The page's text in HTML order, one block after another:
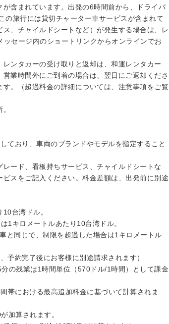
含まれています。出発の6時間前から、ドライバ
旅行には貸切チャーター車サービスが含まれて
、チャイルドシートなど）が発生する場合は、レ
セージ内のショートリンクからオンラインでお
ンタカーの受け取りと返却は、和運レンタカー
業時間外にご到着の場合は、翌日にご返却くださ
。（超過料金の詳細については、注意事項をご覧
ており、車両のブランドやモデルを指定すること
ード、看板持ちサービス、チャイルドシートな
スをご記入ください。料金差額は、出発前に別途
台湾ドル。
1キロメートルあたり10台湾ドル。
同じで、制限を超過した場合は1キロメートル
予約完了後にお客様に別途請求されます）
の残業は1時間単位（570ドル/1時間）として課金
における最高追加料金に基づいて計算されま
加算されます。